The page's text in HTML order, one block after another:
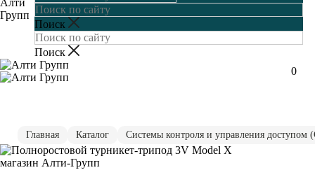
0
Главная Каталог Системы контроля и управления